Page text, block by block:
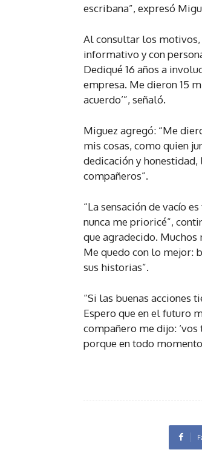
escribana”, expresó
Al consultar los motivos,
informativo y con
Dediqué 16 años a
empresa. Me dieron 15
acuerdo’”, señaló.
Miguez agregó: “Me
mis cosas, como quien
dedicación y
compañeros”.
“La sensación de vacío
nunca me prioricé”,
que agradecido. Muchos
Me quedo con lo mejor:
sus historias”.
“Si las buenas acciones
Espero que en el futuro
compañero me dijo: ‘vos
porque en todo